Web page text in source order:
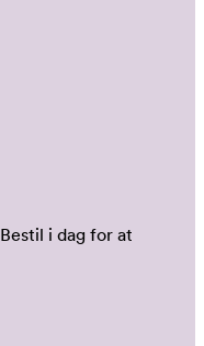
Bestil i dag for at